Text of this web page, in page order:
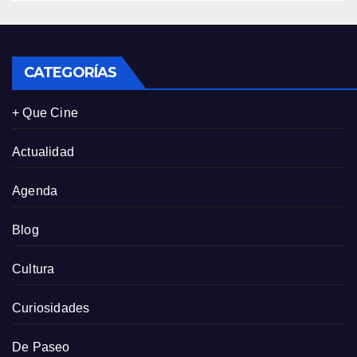
CATEGORÍAS
+ Que Cine
Actualidad
Agenda
Blog
Cultura
Curiosidades
De Paseo